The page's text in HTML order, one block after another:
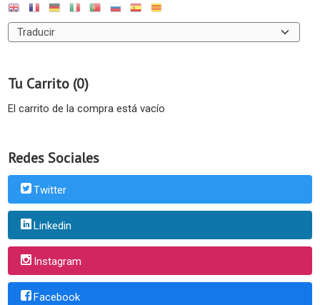
Tu Carrito (0)
El carrito de la compra está vacío
Redes Sociales
Twitter
Linkedin
Instagram
Facebook